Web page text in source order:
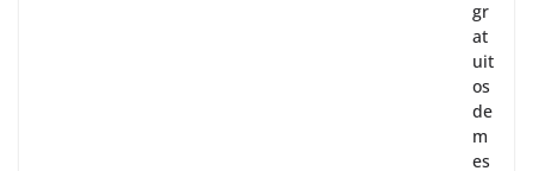
gr
at
uit
os
de
m
es